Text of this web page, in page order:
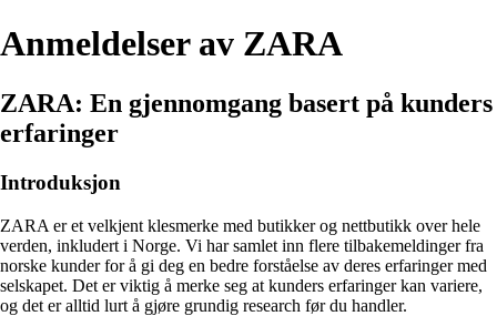
Anmeldelser av ZARA
ZARA: En gjennomgang basert på kunders
erfaringer
Introduksjon
ZARA er et velkjent klesmerke med butikker og nettbutikk over hele
verden, inkludert i Norge. Vi har samlet inn flere tilbakemeldinger fra
norske kunder for å gi deg en bedre forståelse av deres erfaringer med
selskapet. Det er viktig å merke seg at kunders erfaringer kan variere,
og det er alltid lurt å gjøre grundig research før du handler.